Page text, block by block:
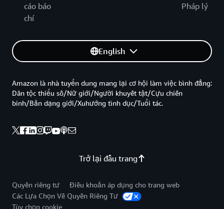
cáo báo
chí
Pháp lý
English
Trở lại đầu trang
Amazon là nhà tuyển dung mang lại cơ hội làm việc bình đẳng:
Dân tộc thiểu số/Nữ giới/Người khuyết tật/Cựu chiến
binh/Bản dạng giới/Xuhướng tình dục/Tuổi tác.
Quyền riêng tư
Điều khoản áp dụng cho trang web
Các Lựa Chọn Về Quyền Riêng Tư
Tùy chọn cookie